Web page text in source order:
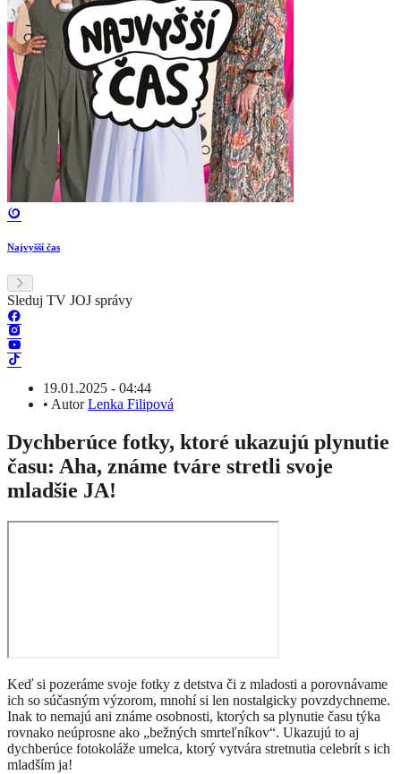
Najvyšší čas
Sleduj TV JOJ správy
19.01.2025 - 04:44
• AutorLenka Filipová
Dychberúce fotky, ktoré ukazujú plynutie
času: Aha, známe tváre stretli svoje
mladšie JA!
Keď si pozeráme svoje fotky z detstva či z mladosti a porovnávame
ich so súčasným výzorom, mnohí si len nostalgicky povzdychneme.
Inak to nemajú ani známe osobnosti, ktorých sa plynutie času týka
rovnako neúprosne ako „bežných smrteľníkov“. Ukazujú to aj
dychberúce fotokoláže umelca, ktorý vytvára stretnutia celebrít s ich
mladším ja!